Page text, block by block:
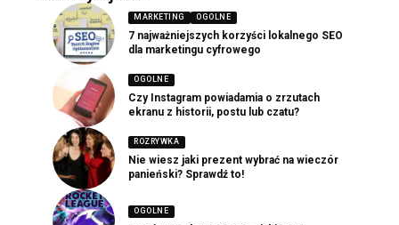
MARKETING OGOLNE
7 najważniejszych korzyści lokalnego SEO
dla marketingu cyfrowego
OGOLNE
Czy Instagram powiadamia o zrzutach
ekranu z historii, postu lub czatu?
ROZRYWKA
Nie wiesz jaki prezent wybrać na wieczór
panieński? Sprawdź to!
OGOLNE